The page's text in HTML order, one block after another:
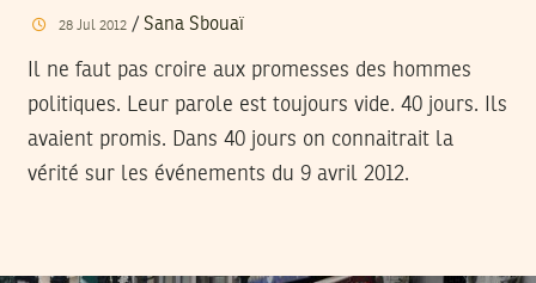
28 Jul 2012/ Sana Sbouaï
Il ne faut pas croire aux promesses des hommes
politiques. Leur parole est toujours vide. 40 jours. Ils
avaient promis. Dans 40 jours on connaitrait la
vérité sur les événements du 9 avril 2012.